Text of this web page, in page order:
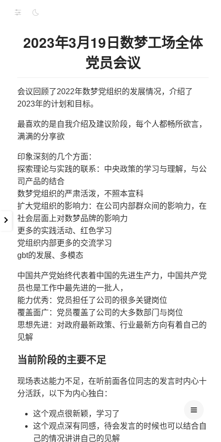
2023年3月19日数梦工场全体
党员会议
会议回顾了2022年数梦党组织的发展情况，介绍了
2023年的计划和目标。
最喜欢的是自我介绍及建议阶段，每个人都畅所欲言，
满满的分享欲
印象深刻的几个方面：
探索理论与实践的联系：中央政策的学习与理解，与公
司产品的结合
数梦党组织的严肃活泼，不照本宣科
扩大党组织的影响力：在公司内部群众间的影响力，在
社会层面上对数梦品牌的影响力
更多的实践活动、红色学习
党组织内部更多的交流学习
gbt的发展、多模态
中国共产党始终代表着中国的先进生产力，中国共产党
员也是工作中最先进的一批人，
能力优秀：党员担任了公司的很多关键岗位
覆盖面广：党员覆盖了公司的大多数部门与岗位
思想先进：对政府最新政策、行业最新方向有着自己的
见解
当前阶段的主要不足
现场表达能力不足，在听前面各位同志的发言时内心十
分活跃，以下为内心独白：
这个观点很新颖，学习了
这个观点深有同感，待会发言的时候也可以结合自
己的情况讲讲自己的见解